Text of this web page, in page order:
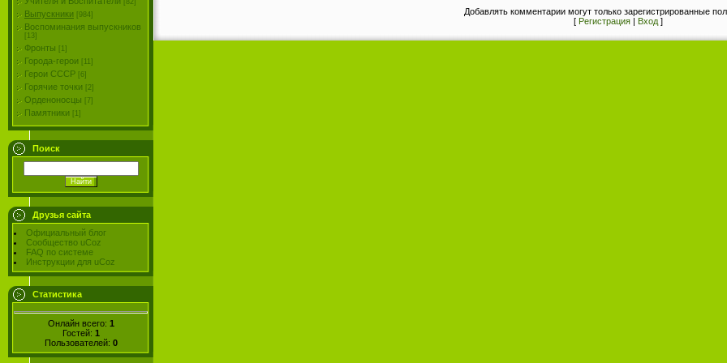
[82]
Выпускники [984]
Воспоминания выпускников
[13]
Фронты [1]
Города-герои [11]
Герои СССР [6]
Горячие точки [2]
Орденоносцы [7]
Памятники [1]
Поиск
Друзья сайта
Официальный блог
Сообщество uCoz
FAQ по системе
Инструкции для uCoz
Статистика
Онлайн всего: 1
Гостей: 1
Пользователей: 0
Добавлять комментарии могут только зарегистрированные
[ Регистрация| Вход]